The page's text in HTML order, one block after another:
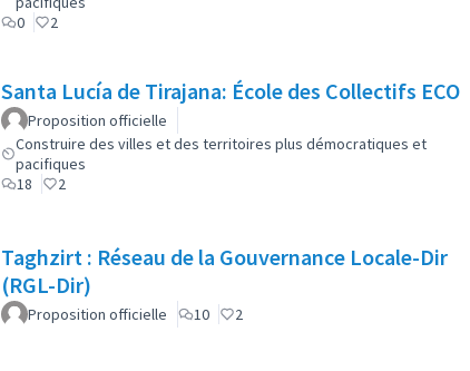
0
2
Santa Lucía de Tirajana: École des Collectifs ECO
Proposition officielle
Construire des villes et des territoires plus démocratiques et
pacifiques
18
2
Taghzirt : Réseau de la Gouvernance Locale-Dir
(RGL-Dir)
Proposition officielle 10 2